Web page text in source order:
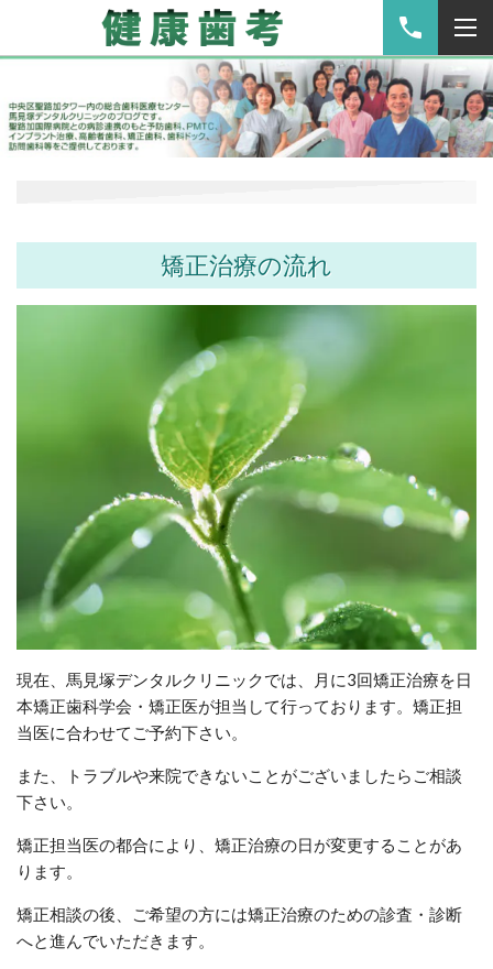
矯正治療の流れ
現在、馬見塚デンタルクリニックでは、月に3回矯正治療を日
本矯正歯科学会・矯正医が担当して行っております。矯正担
当医に合わせてご予約下さい。
また、トラブルや来院できないことがございましたらご相談
下さい。
矯正担当医の都合により、矯正治療の日が変更することがあ
ります。
矯正相談の後、ご希望の方には矯正治療のための診査・診断
へと進んでいただきます。